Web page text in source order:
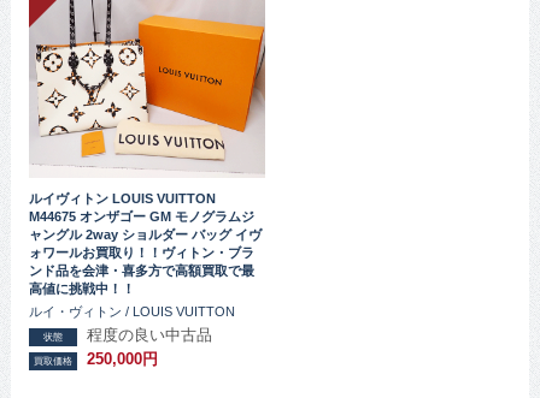
ルイヴィトン LOUIS VUITTON
M44675 オンザゴー GM モノグラムジ
ャングル 2way ショルダー バッグ イヴ
ォワールお買取り！！ヴィトン・ブラ
ンド品を会津・喜多方で高額買取で最
高値に挑戦中！！
ルイ・ヴィトン / LOUIS VUITTON
状態 程度の良い中古品
買取価格 250,000円